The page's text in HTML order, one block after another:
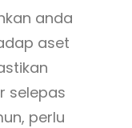
anda
aset
selepas
perlu